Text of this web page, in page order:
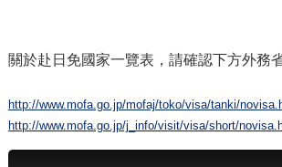
關於赴日免國家一覽表，請確認下方外務
http://www.mofa.go.jp/mofaj/toko/visa/tanki/
http://www.mofa.go.jp/j_info/visit/visa/short/